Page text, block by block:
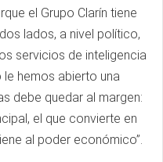
el Grupo Clarín tiene
lados, a nivel político,
servicios de inteligencia
le hemos abierto una
debe quedar al margen:
el que convierte en
al poder económico”.